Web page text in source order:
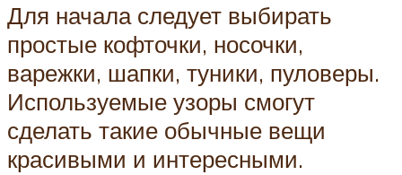
Для начала следует выбирать
простые кофточки, носочки,
варежки, шапки, туники, пуловеры.
Используемые узоры смогут
сделать такие обычные вещи
красивыми и интересными.